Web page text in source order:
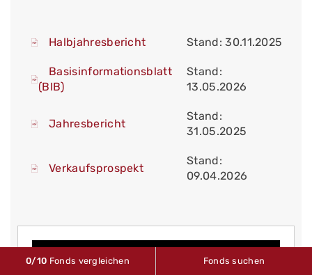
Halbjahresbericht Stand: 30.11.2025
Basisinformationsblatt
(BIB)
Stand:
13.05.2026
Jahresbericht
Stand:
31.05.2025
Verkaufsprospekt
Stand:
09.04.2026
0/10 Fonds vergleichen Fonds suchen